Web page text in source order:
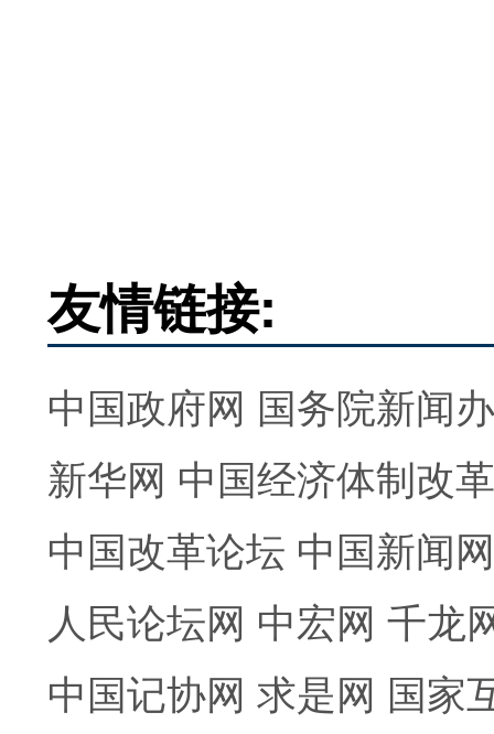
友情链接:
中国政府网 国务院新闻
新华网 中国经济体制改
中国改革论坛 中国新闻网
人民论坛网 中宏网 千龙
中国记协网 求是网 国家